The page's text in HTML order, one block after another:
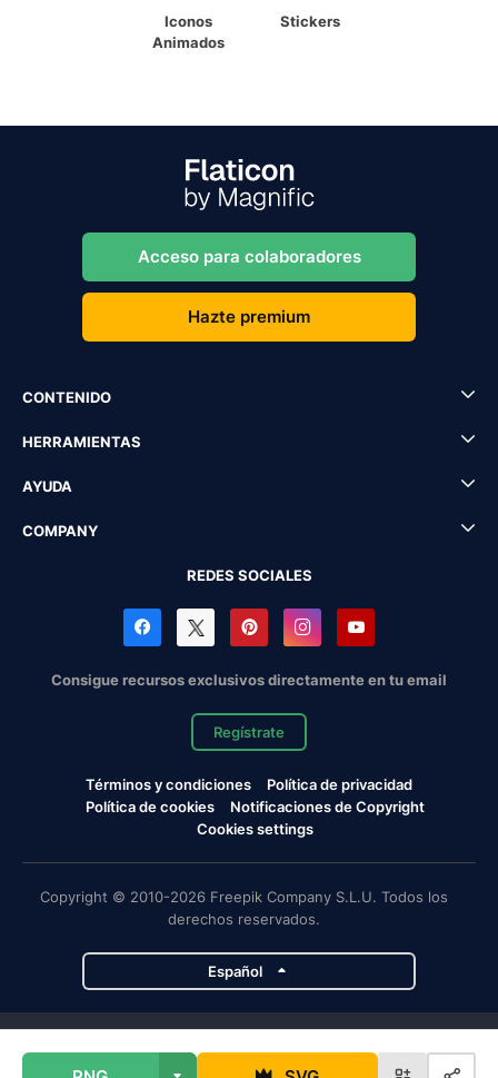
Iconos
Animados
Stickers
Acceso para colaboradores
Hazte premium
CONTENIDO
HERRAMIENTAS
AYUDA
COMPANY
REDES SOCIALES
Consigue recursos exclusivos directamente en tu email
Regístrate
Términos y condiciones
Política de privacidad
Política de cookies
Notificaciones de Copyright
Cookies settings
Copyright © 2010-2026 Freepik Company S.L.U. Todos los
derechos reservados.
Español